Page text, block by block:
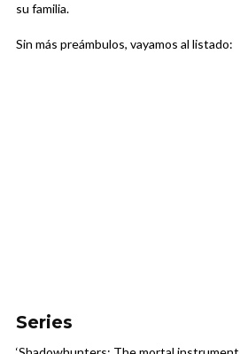
su familia.
Sin más preámbulos, vayamos al listado:
Series